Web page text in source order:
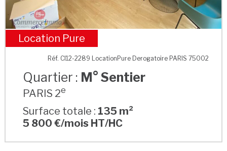
M° Sentier
Location Pure
Réf. CI12-2289 LocationPure Derogatoire PARIS 75002
Quartier : M° Sentier
PARIS 2e
Surface totale : 135 m²
5 800 €/mois HT/HC